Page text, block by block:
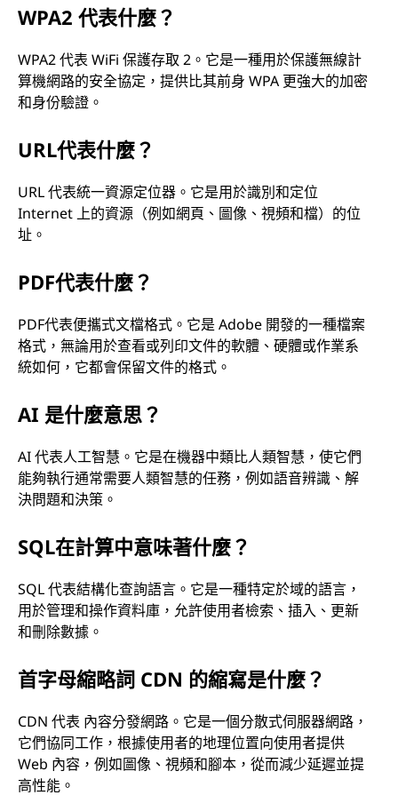
WPA2 代表什麼？
WPA2 代表 WiFi 保護存取 2。它是一種用於保護無線計
算機網路的安全協定，提供比其前身 WPA 更強大的加密
和身份驗證。
URL代表什麼？
URL 代表統一資源定位器。它是用於識別和定位
Internet 上的資源（例如網頁、圖像、視頻和檔）的位
址。
PDF代表什麼？
PDF代表便攜式文檔格式。它是 Adobe 開發的一種檔案
格式，無論用於查看或列印文件的軟體、硬體或作業系
統如何，它都會保留文件的格式。
AI 是什麼意思？
AI 代表人工智慧。它是在機器中類比人類智慧，使它們
能夠執行通常需要人類智慧的任務，例如語音辨識、解
決問題和決策。
SQL在計算中意味著什麼？
SQL 代表結構化查詢語言。它是一種特定於域的語言，
用於管理和操作資料庫，允許使用者檢索、插入、更新
和刪除數據。
首字母縮略詞 CDN 的縮寫是什麼？
CDN 代表 內容分發網路。它是一個分散式伺服器網路，
它們協同工作，根據使用者的地理位置向使用者提供
Web 內容，例如圖像、視頻和腳本，從而減少延遲並提
高性能。